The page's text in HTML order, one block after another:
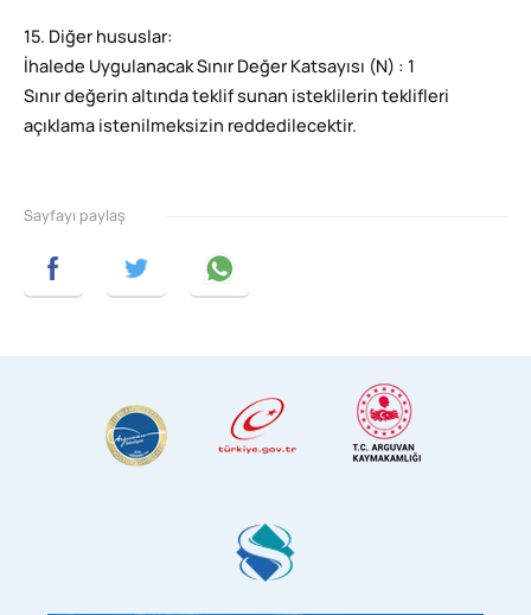
15. Diğer hususlar:
İhalede Uygulanacak Sınır Değer Katsayısı (N) : 1
Sınır değerin altında teklif sunan isteklilerin teklifleri
açıklama istenilmeksizin reddedilecektir.
Sayfayı paylaş